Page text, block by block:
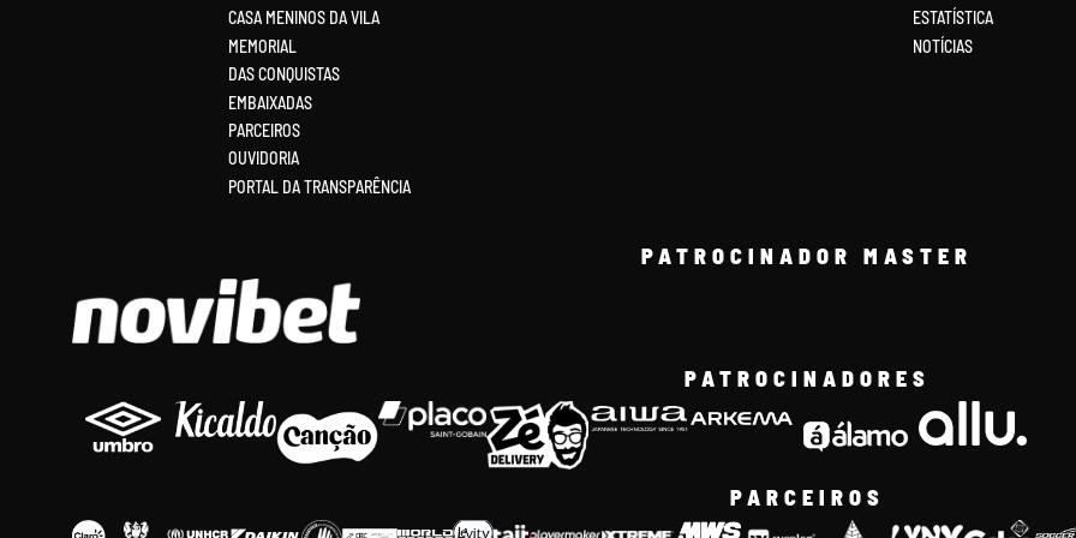
CASA MENINOS DA VILA
MEMORIAL
DAS CONQUISTAS
EMBAIXADAS
PARCEIROS
OUVIDORIA
PORTAL DA TRANSPARÊNCIA
ESTATÍSTICA
NOTÍCIAS
PATROCINADOR MASTER
PATROCINADORES
PARCEIROS